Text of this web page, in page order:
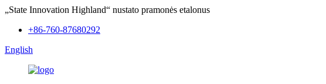
„State Innovation Highland“ nustato pramonės etalonus
+86-760-87680292
English